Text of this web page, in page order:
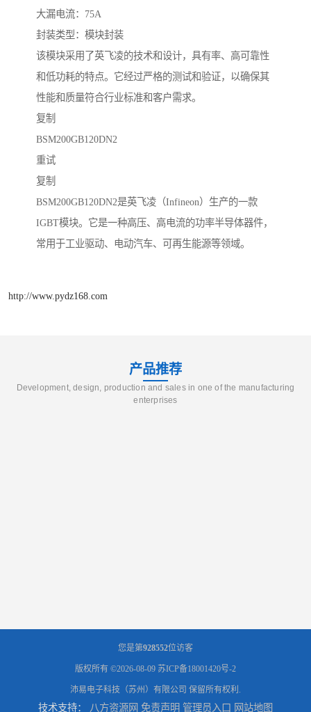
大漏电流：75A
封装类型：模块封装
该模块采用了英飞凌的技术和设计，具有率、高可靠性
和低功耗的特点。它经过严格的测试和验证，以确保其
性能和质量符合行业标准和客户需求。
复制
BSM200GB120DN2
重试
复制
BSM200GB120DN2是英飞凌（Infineon）生产的一款
IGBT模块。它是一种高压、高电流的功率半导体器件，
常用于工业驱动、电动汽车、可再生能源等领域。
http://www.pydz168.com
产品推荐
Development, design, production and sales in one of the manufacturing
enterprises
您是第928552位访客
版权所有 ©2026-08-09 苏ICP备18001420号-2
沛易电子科技（苏州）有限公司 保留所有权利.
技术支持： 八方资源网 免责声明 管理员入口 网站地图